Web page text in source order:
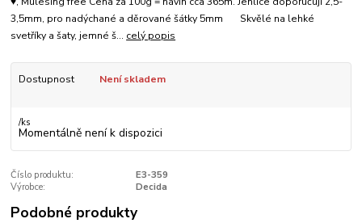
3,5mm, pro nadýchané a děrované šátky 5mm Skvělé na lehké
svetříky a šaty, jemné š... celý popis
Dostupnost Není skladem
/ks
Momentálně není k dispozici
Číslo produktu:
E3-359
Výrobce:
Decida
Podobné produkty